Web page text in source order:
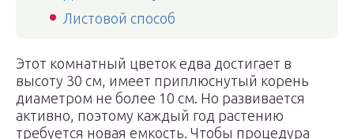
Листовой способ
Этот комнатный цветок едва достигает в
высоту 30 см, имеет приплюснутый корень
диаметром не более 10 см. Но развивается
активно, поэтому каждый год растению
требуется новая емкость. Чтобы процедура